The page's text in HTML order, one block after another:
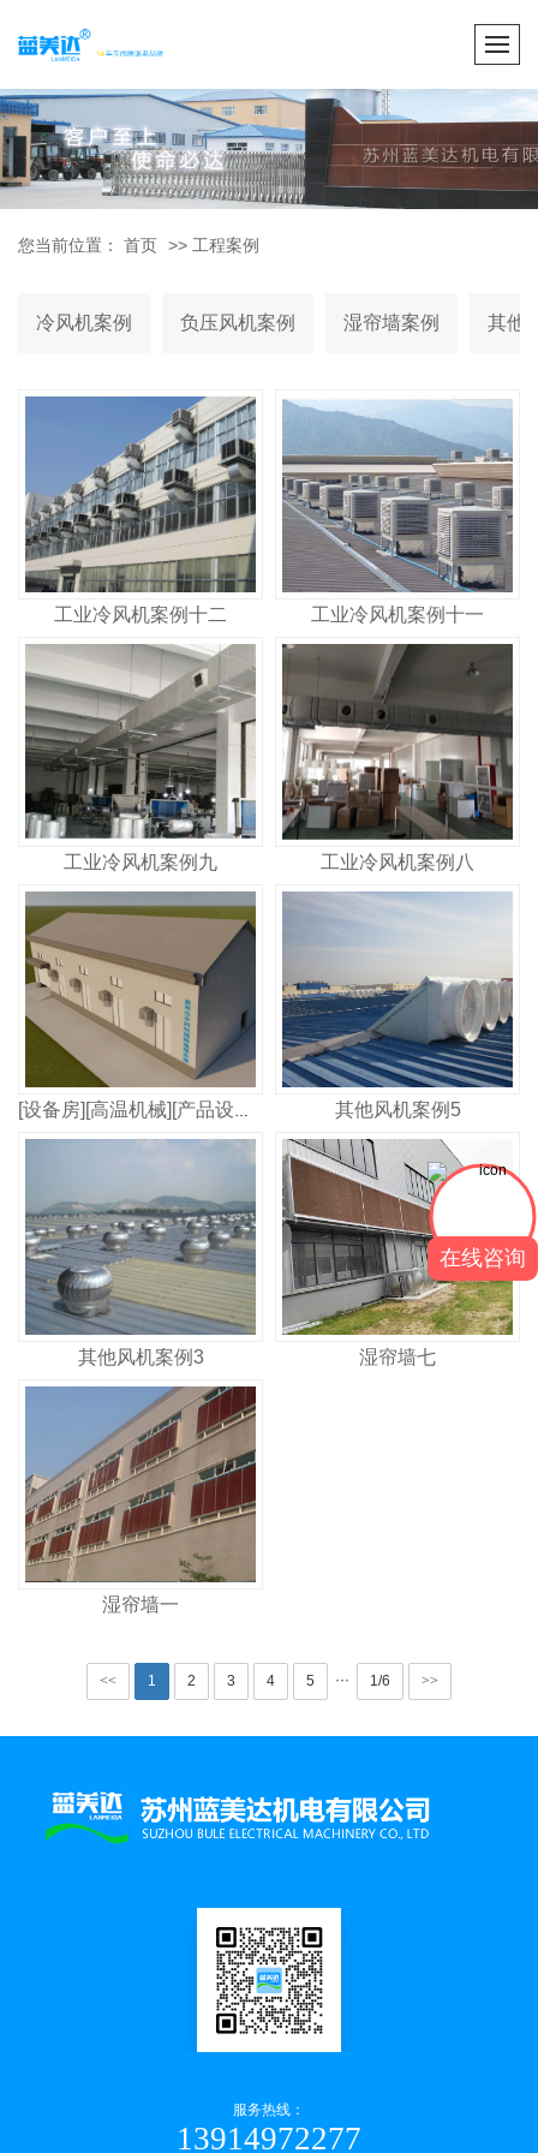
您当前位置： 首页 >> 工程案例
冷风机案例 负压风机案例 湿帘墙案例 其他
工业冷风机案例十二 工业冷风机案例十一
工业冷风机案例九 工业冷风机案例八
[设备房][高温机械][产品设备]-降温专题 其他风机案例5
其他风机案例3 湿帘墙七
湿帘墙一
<< 1 2 3 4 5 ··· 1/6 >>
服务热线：
13914972277
在线咨询